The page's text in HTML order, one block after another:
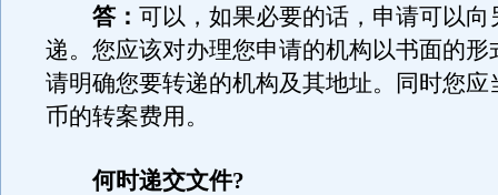
答： 可以，如果必要的话，申请可以向
递。您应该对办理您申请的机构以书面的形
请明确您要转递的机构及其地址。同时您应
币的转案费用。
何时递交文件?